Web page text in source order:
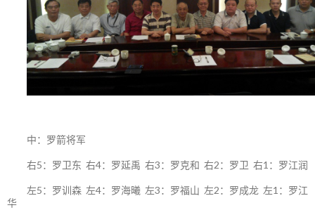
中：罗箭将军
右5：罗卫东 右4：罗延禹 右3：罗克和 右2：罗卫 右1：罗江润
左5：罗训森 左4：罗海曦 左3：罗福山 左2：罗成龙 左1：罗江
华